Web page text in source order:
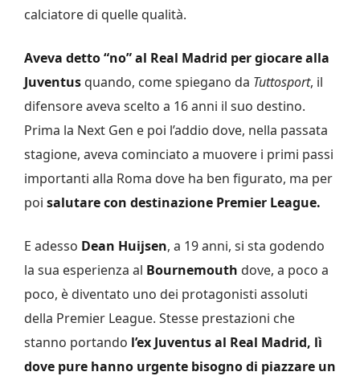
calciatore di quelle qualità.
Aveva detto “no” al Real Madrid per giocare alla
Juventus quando, come spiegano da Tuttosport, il
difensore aveva scelto a 16 anni il suo destino.
Prima la Next Gen e poi l’addio dove, nella passata
stagione, aveva cominciato a muovere i primi passi
importanti alla Roma dove ha ben figurato, ma per
poi salutare con destinazione Premier League.
E adesso Dean Huijsen, a 19 anni, si sta godendo
la sua esperienza al Bournemouth dove, a poco a
poco, è diventato uno dei protagonisti assoluti
della Premier League. Stesse prestazioni che
stanno portando l’ex Juventus al Real Madrid, lì
dove pure hanno urgente bisogno di piazzare un